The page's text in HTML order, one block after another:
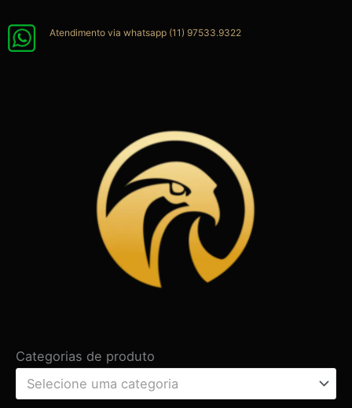
para
Atendimento via whatsapp (11) 97533.9322
Categorias de produto
Selecione uma categoria